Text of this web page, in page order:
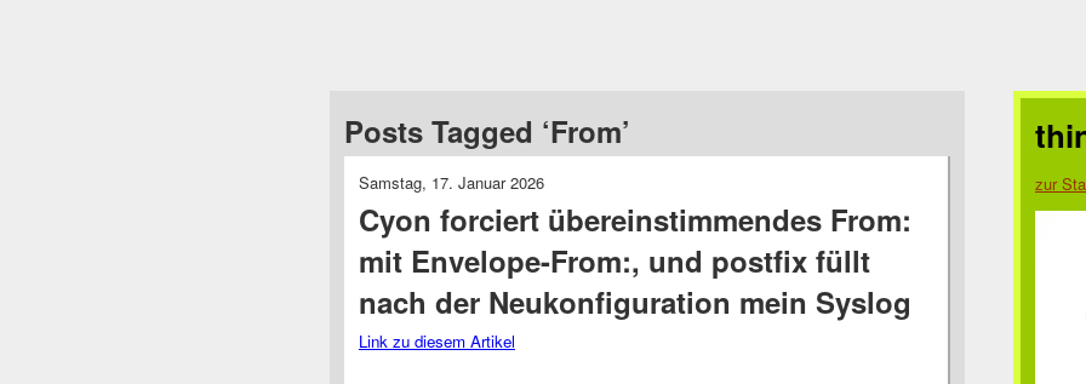
Posts Tagged ‘From’
Samstag, 17. Januar 2026
Cyon forciert übereinstimmendes From:
mit Envelope-From:, und postfix füllt
nach der Neukonfiguration mein Syslog
Link zu diesem Artikel
zur